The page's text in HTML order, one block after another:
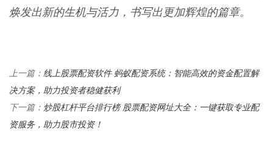
焕发出新的生机与活力，书写出更加辉煌的篇章。
上一篇： 线上股票配资软件 蚂蚁配资系统：智能高效的资金配置解
决方案，助力投资者稳健获利
下一篇： 炒股杠杆平台排行榜 股票配资网址大全：一键获取专业配
资服务，助力股市投资！